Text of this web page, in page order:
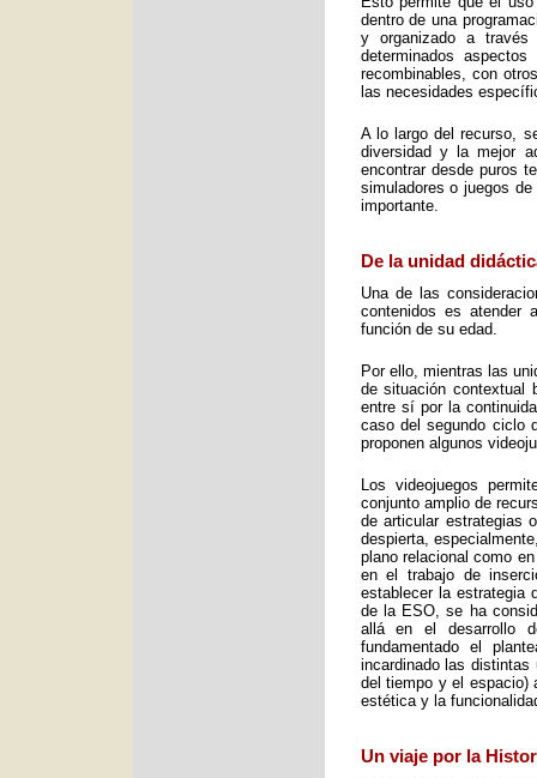
dentro de una
y organizado a
determinados
recombinables, con
las necesidades
A lo largo del recurso,
diversidad y la mejor
encontrar desde puros
simuladores o juegos
importante.
De la unidad
Una de las
contenidos es atender
función de su edad.
Por ello, mientras las
de situación contextual
entre sí por la
caso del segundo ciclo
proponen algunos
Los videojuegos
conjunto amplio de
de articular estrategias
despierta,
plano relacional como
en el trabajo de
establecer la estrategia
de la ESO, se ha
allá en el desarrollo
fundamentado el
incardinado las
del tiempo y el espacio)
estética y la
Un viaje por la